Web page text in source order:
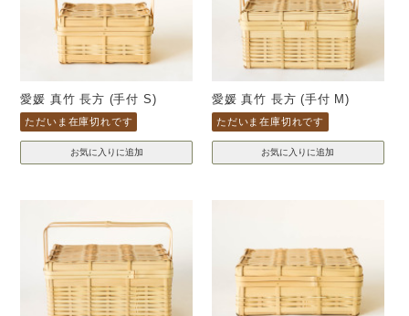
愛媛 真竹 長方 (手付 S)
ただいま在庫切れです
愛媛 真竹 長方 (手付 M)
ただいま在庫切れです